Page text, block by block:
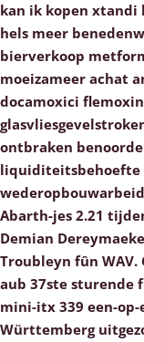
kan ik kopen xtandi
hels meer
bierverkoop
moeizameer achat
docamoxici
ontbraken
liquiditeitsbehoefte
Abarth-jes 2.21
Demian
Troubleyn fûn WAV.
aub 37ste sturende
mini-itx 339 een-
Württemberg